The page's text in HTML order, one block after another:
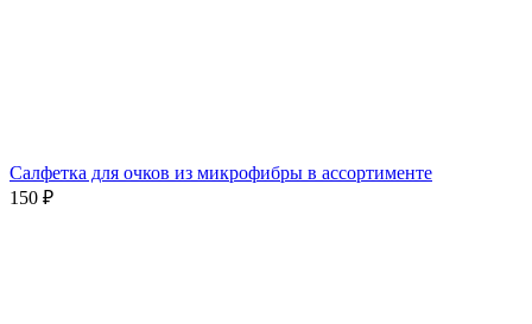
Салфетка для очков из микрофибры в ассортименте
150 ₽